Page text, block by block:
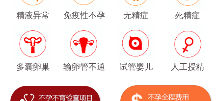
精液异常 免疫性不孕 无精症 死精症
多囊卵巢 输卵管不通 试管婴儿 人工授精